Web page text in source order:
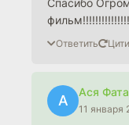
Спасибо
Ответить
А
Ася
11 января